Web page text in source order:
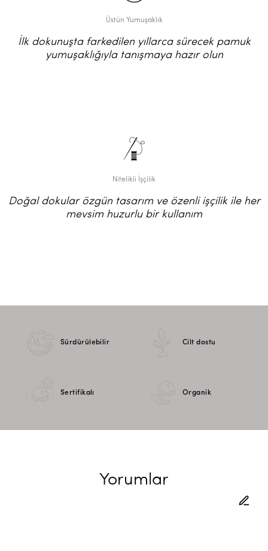
Üstün Yumuşaklık
İlk dokunuşta farkedilen yıllarca sürecek pamuk
yumuşaklığıyla tanışmaya hazır olun
Nitelikli İşçilik
Doğal dokular özgün tasarım ve özenli işçilik ile her
mevsim huzurlu bir kullanım
Sürdürülebilir Cilt dostu
Sertifikalı Organik
Yorumlar